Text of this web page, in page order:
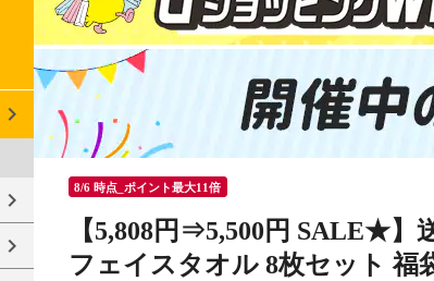
8/6 時点_ポイント最大11倍
【5,808円⇒5,500円 SALE★
フェイスタオル 8枚セット 福